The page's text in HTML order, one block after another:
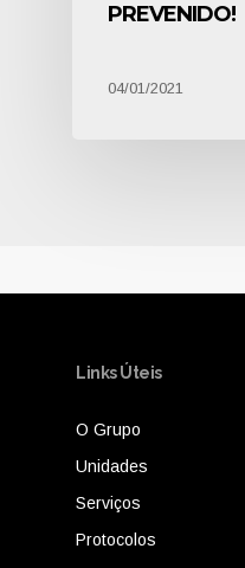
PREVENIDO!
04/01/2021
Links Úteis
O Grupo
Unidades
Serviços
Protocolos